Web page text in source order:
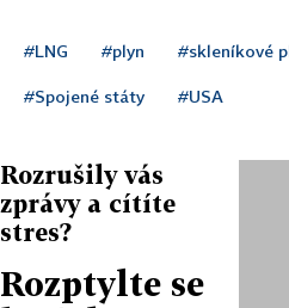
#LNG #plyn #skleníkové
#Spojené státy #USA
Rozrušily vás
zprávy a cítíte
stres?
Rozptylte se